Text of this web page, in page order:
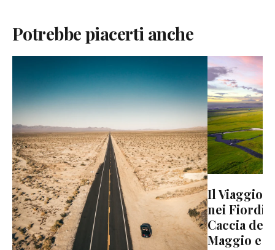
Potrebbe piacerti anche
Il Viaggio
nei Fiordi
Caccia del
Maggio e